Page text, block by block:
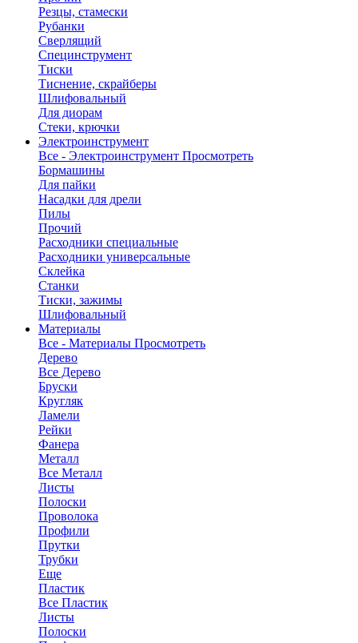
Резцы, стамески
Рубанки
Сверлящий
Специнструмент
Тиски
Тиснение, скрайберы
Шлифовальный
Для диорам
Стеки, крючки
Электроинструмент
Все - Электроинструмент Просмотреть
Бормашины
Для пайки
Насадки для дрели
Пилы
Прочий
Расходники специальные
Расходники универсальные
Склейка
Станки
Тиски, зажимы
Шлифовальный
Материалы
Все - Материалы Просмотреть
Дерево
Все Дерево
Бруски
Кругляк
Ламели
Рейки
Фанера
Металл
Все Металл
Листы
Полоски
Проволока
Профили
Прутки
Трубки
Еще
Пластик
Все Пластик
Листы
Полоски